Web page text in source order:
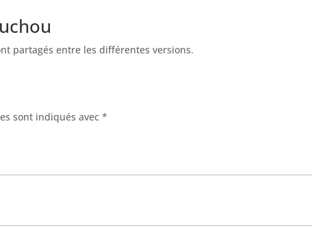
partagés entre les différentes versions.
sont indiqués avec*